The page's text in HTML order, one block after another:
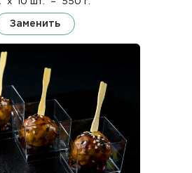
x 10 шт. = 550 г.
Заменить